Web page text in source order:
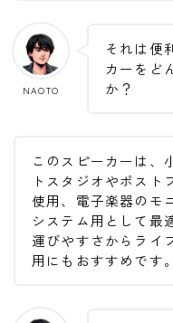
NAOTO
それは便
カーをど
か？
このスピーカーは、
トスタジオやポスト
使用、電子楽器のモ
システム用として最
運びやすさからライ
用にもおすすめです。